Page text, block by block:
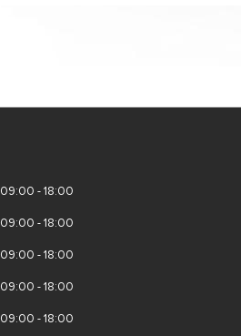
09:00 - 18:00
09:00 - 18:00
09:00 - 18:00
09:00 - 18:00
09:00 - 18:00